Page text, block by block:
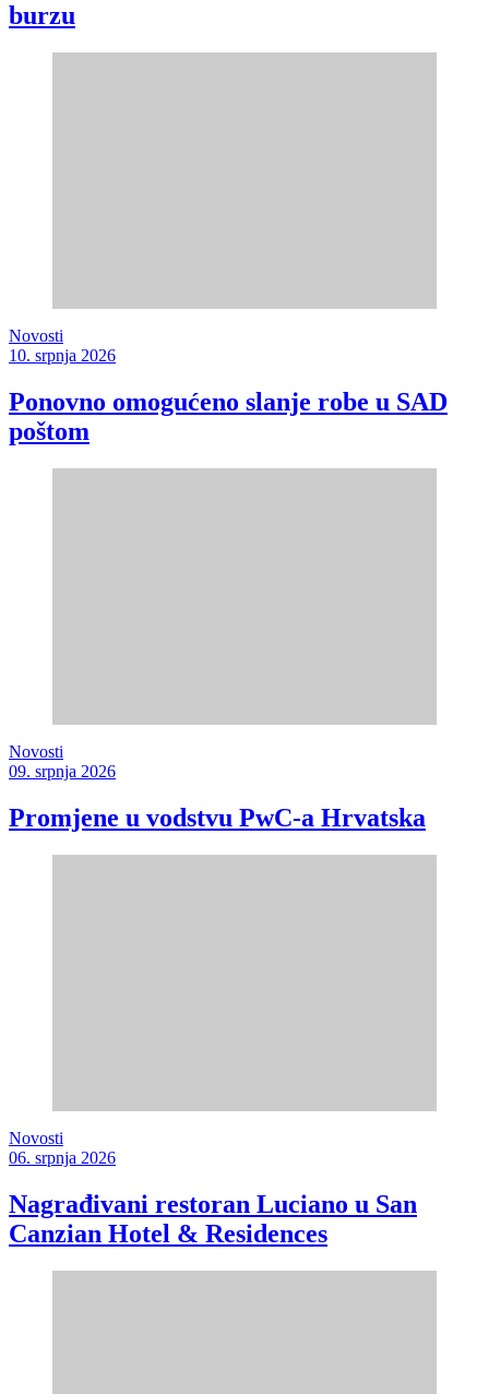
burzu
Novosti
10. srpnja 2026
Ponovno omogućeno slanje robe u SAD
poštom
Novosti
09. srpnja 2026
Promjene u vodstvu PwC-a Hrvatska
Novosti
06. srpnja 2026
Nagrađivani restoran Luciano u San
Canzian Hotel & Residences